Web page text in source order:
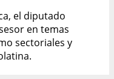
el diputado
en temas
sectoriales y